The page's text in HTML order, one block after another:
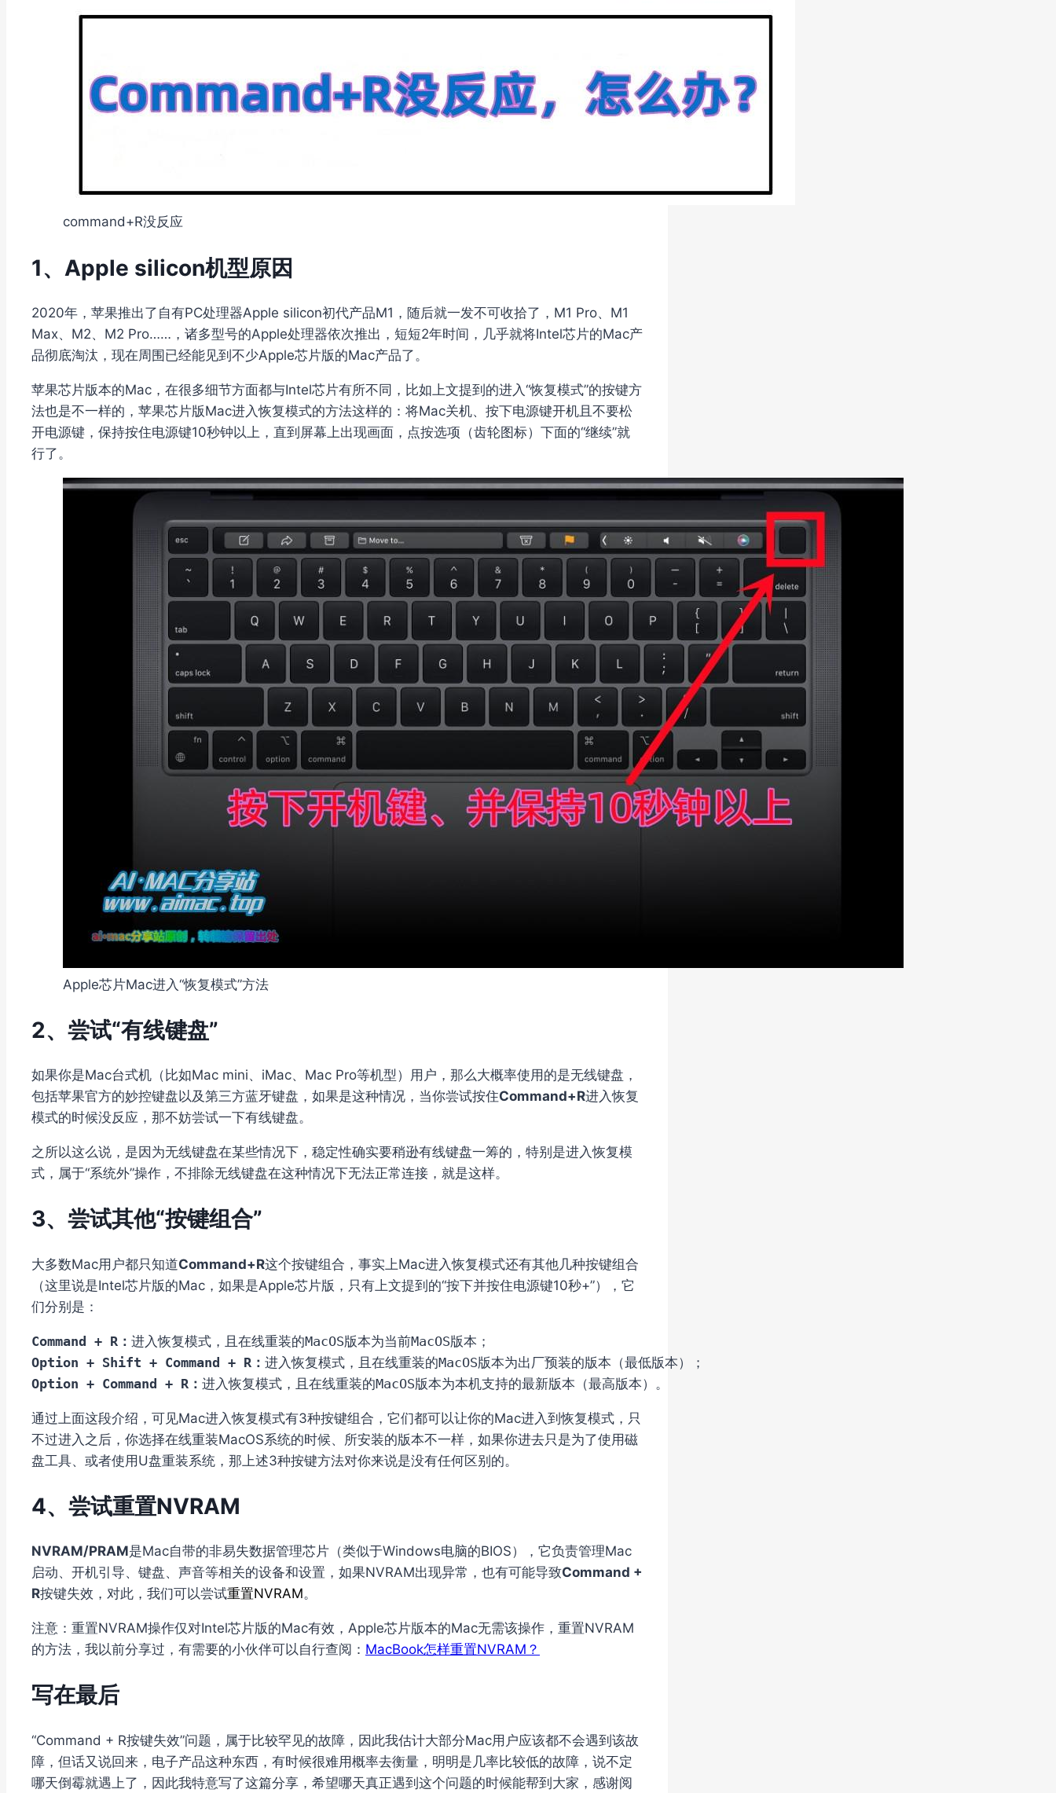
command+R没反应
1、Apple silicon机型原因
2020年，苹果推出了自有PC处理器Apple silicon初代产品M1，随后就一发不可收拾了，M1 Pro、M1
Max、M2、M2 Pro……，诸多型号的Apple处理器依次推出，短短2年时间，几乎就将Intel芯片的Mac产
品彻底淘汰，现在周围已经能见到不少Apple芯片版的Mac产品了。
苹果芯片版本的Mac，在很多细节方面都与Intel芯片有所不同，比如上文提到的进入“恢复模式”的按键方
法也是不一样的，苹果芯片版Mac进入恢复模式的方法这样的：将Mac关机、按下电源键开机且不要松
开电源键，保持按住电源键10秒钟以上，直到屏幕上出现画面，点按选项（齿轮图标）下面的“继续”就
行了。
Apple芯片Mac进入“恢复模式”方法
2、尝试“有线键盘”
如果你是Mac台式机（比如Mac mini、iMac、Mac Pro等机型）用户，那么大概率使用的是无线键盘，
包括苹果官方的妙控键盘以及第三方蓝牙键盘，如果是这种情况，当你尝试按住Command+R进入恢复
模式的时候没反应，那不妨尝试一下有线键盘。
之所以这么说，是因为无线键盘在某些情况下，稳定性确实要稍逊有线键盘一筹的，特别是进入恢复模
式，属于“系统外”操作，不排除无线键盘在这种情况下无法正常连接，就是这样。
3、尝试其他“按键组合”
大多数Mac用户都只知道Command+R这个按键组合，事实上Mac进入恢复模式还有其他几种按键组合
（这里说是Intel芯片版的Mac，如果是Apple芯片版，只有上文提到的“按下并按住电源键10秒+”），它
们分别是：
Command + R：
Option + Shift + Command + R：
Option + Command + R： 进入恢复模式，且在线重装的MacOS版本为本机支持的最新版本（最高版本）。
通过上面这段介绍，可见Mac进入恢复模式有3种按键组合，它们都可以让你的Mac进入到恢复模式，只
不过进入之后，你选择在线重装MacOS系统的时候、所安装的版本不一样，如果你进去只是为了使用磁
盘工具、或者使用U盘重装系统，那上述3种按键方法对你来说是没有任何区别的。
4、尝试重置NVRAM
NVRAM/PRAM是Mac自带的非易失数据管理芯片（类似于Windows电脑的BIOS），它负责管理Mac
启动、开机引导、键盘、声音等相关的设备和设置，如果NVRAM出现异常，也有可能导致Command +
R按键失效，对此，我们可以尝试重置NVRAM。
注意：重置NVRAM操作仅对Intel芯片版的Mac有效，Apple芯片版本的Mac无需该操作，重置NVRAM
的方法，我以前分享过，有需要的小伙伴可以自行查阅： MacBook怎样重置NVRAM？
写在最后
“Command + R按键失效”问题，属于比较罕见的故障，因此我估计大部分Mac用户应该都不会遇到该故
障，但话又说回来，电子产品这种东西，有时候很难用概率去衡量，明明是几率比较低的故障，说不定
哪天倒霉就遇上了，因此我特意写了这篇分享，希望哪天真正遇到这个问题的时候能帮到大家，感谢阅